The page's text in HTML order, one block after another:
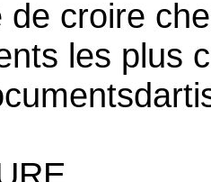
de croire
les plus